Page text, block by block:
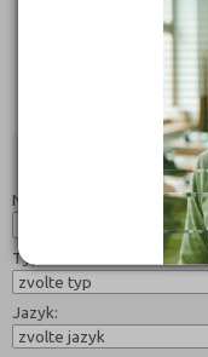
Studijní programy/
Název:
Typ:
Jazyk: